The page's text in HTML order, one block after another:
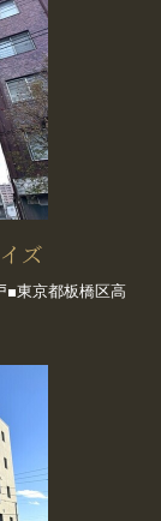
ズ
■東京都板橋区高